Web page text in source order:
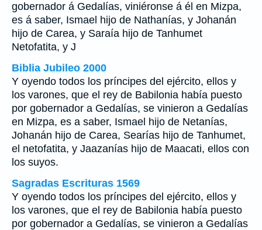
gobernador á Gedalías, viniéronse á él en Mizpa,
es á saber, Ismael hijo de Nathanías, y Johanán
hijo de Carea, y Saraía hijo de Tanhumet
Netofatita, y J
Biblia Jubileo 2000
Y oyendo todos los príncipes del ejército, ellos y
los varones, que el rey de Babilonia había puesto
por gobernador a Gedalías, se vinieron a Gedalías
en Mizpa, es a saber, Ismael hijo de Netanías,
Johanán hijo de Carea, Searías hijo de Tanhumet,
el netofatita, y Jaazanías hijo de Maacati, ellos con
los suyos.
Sagradas Escrituras 1569
Y oyendo todos los príncipes del ejército, ellos y
los varones, que el rey de Babilonia había puesto
por gobernador a Gedalías, se vinieron a Gedalías